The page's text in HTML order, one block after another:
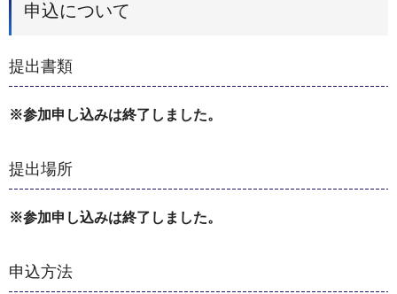
申込について
提出書類
※参加申し込みは終了しました。
提出場所
※参加申し込みは終了しました。
申込方法